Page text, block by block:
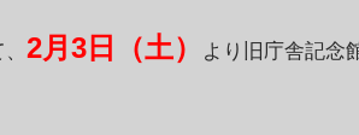
2月3日（土）
より旧庁舎記念